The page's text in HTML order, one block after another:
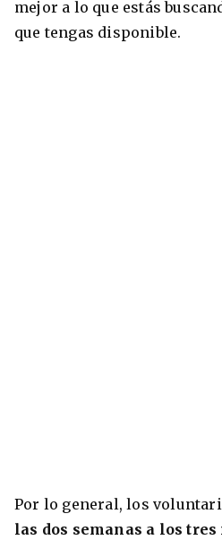
mejor a lo que estás
que tengas disponible.
Por lo general, los
las dos semanas a los tres